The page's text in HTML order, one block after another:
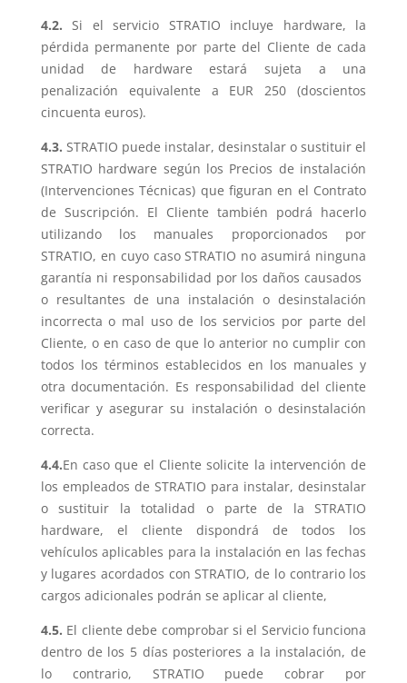
4.2.Si el servicio STRATIO incluye hardware, la
pérdida permanente por parte del Cliente de cada
unidad de hardware estará sujeta a una
penalización equivalente a EUR 250 (doscientos
cincuenta euros).
4.3. STRATIO puede instalar, desinstalar o sustituir el
STRATIO hardware según los Precios de instalación
(Intervenciones Técnicas) que figuran en el Contrato
de Suscripción. El Cliente también podrá hacerlo
utilizando los manuales proporcionados por
STRATIO, en cuyo caso STRATIO no asumirá ninguna
garantía ni responsabilidad por los daños causados ​​
o resultantes de una instalación o desinstalación
incorrecta o mal uso de los servicios por parte del
Cliente, o en caso de que lo anterior no cumplir con
todos los términos establecidos en los manuales y
otra documentación. Es responsabilidad del cliente
verificar y asegurar su instalación o desinstalación
correcta.
4.4.En caso que el Cliente solicite la intervención de
los empleados de STRATIO para instalar, desinstalar
o sustituir la totalidad o parte de la STRATIO
hardware, el cliente dispondrá de todos los
vehículos aplicables para la instalación en las fechas
y lugares acordados con STRATIO, de lo contrario los
cargos adicionales podrán se aplicar al cliente,
4.5. El cliente debe comprobar si el Servicio funciona
dentro de los 5 días posteriores a la instalación, de
lo contrario, STRATIO puede cobrar por